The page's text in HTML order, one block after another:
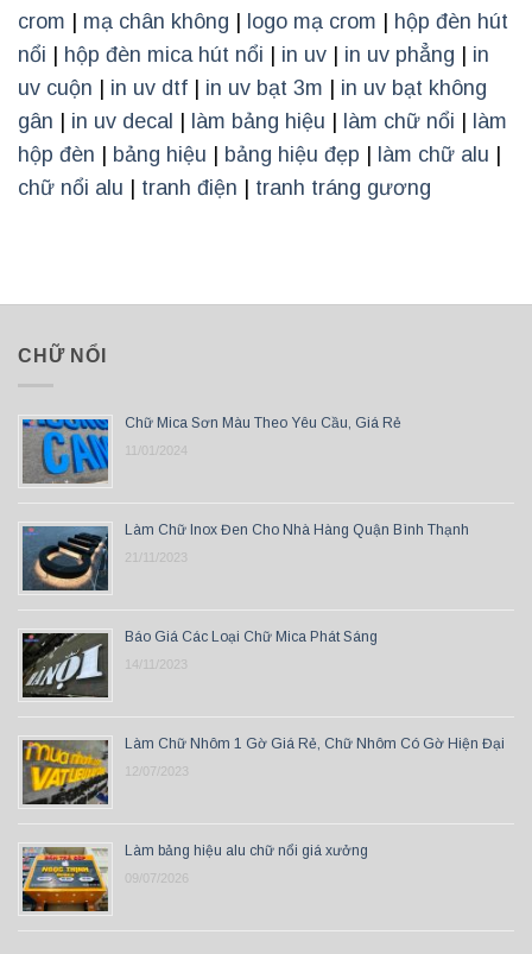
crom
mạ chân không logo mạ crom
hộp đèn hút
nổi
hộp đèn mica hút nổi in uv in uv phẳng
in
uv cuộn
in uv dtf in uv bạt 3m
in uv bạt không
gân
in uv decal làm bảng hiệu làm chữ nổi
làm
hộp đèn
bảng hiệu bảng hiệu đẹp làm chữ alu
chữ nổi alu
tranh điện tranh tráng gương
CHỮ NỔI
Chữ Mica Sơn Màu Theo Yêu Cầu, Giá Rẻ
11/01/2024
Làm Chữ Inox Đen Cho Nhà Hàng Quận Bình Thạnh
21/11/2023
Báo Giá Các Loại Chữ Mica Phát Sáng
14/11/2023
Làm Chữ Nhôm 1 Gờ Giá Rẻ, Chữ Nhôm Có Gờ Hiện Đại
12/07/2023
Làm bảng hiệu alu chữ nổi giá xưởng
09/07/2026